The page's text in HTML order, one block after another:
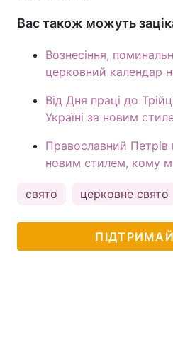
Вас також можуть
Вознесіння,
церковний календар
Від Дня праці до
Україні за новим
Православний Петрів
новим стилем, кому
свято церковне свято